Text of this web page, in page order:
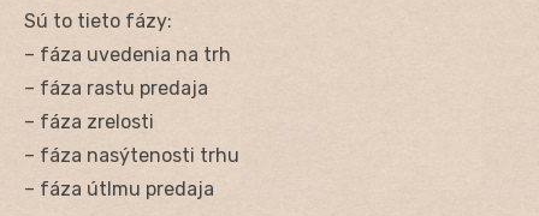
Sú to tieto fázy:
– fáza uvedenia na trh
– fáza rastu predaja
– fáza zrelosti
– fáza nasýtenosti trhu
– fáza útlmu predaja